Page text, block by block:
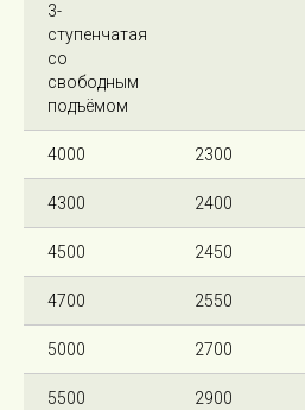
3-
ступенчатая
со
свободным
подъёмом
4000 2300
4300 2400
4500 2450
4700 2550
5000 2700
5500 2900